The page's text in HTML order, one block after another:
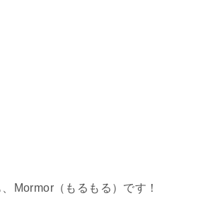
Mormor（もるもる）です！